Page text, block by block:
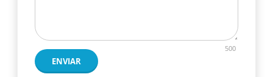
500
ENVIAR